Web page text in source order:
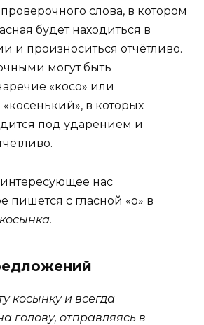
слова, в котором
будет находиться в
и произноситься отчётливо.
могут быть
«косо» или
в которых
под ударением и
нас
пишется с гласной «о» в
косынку и всегда
голову, отправляясь в